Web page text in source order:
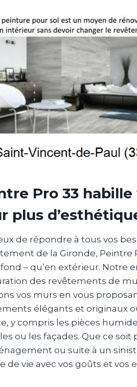
Pro 33
plus
de répondre à tous vos
de la Gironde, Peintre
– qu’en extérieur. Notre
des revêtements de
vos murs en vous
élégants et originaux
y compris les pièces
ou les façades. Que ce
ou suite à un
de vie avec vos goûts et vos